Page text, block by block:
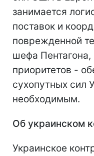
занимается
поставок и
поврежденной
шефа
приоритетов -
сухопутных сил
необходимым.
Об украинском
Украинское